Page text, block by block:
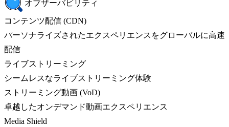
オブザーバビリティ
コンテンツ配信 (CDN)
パーソナライズされたエクスペリエンスをグローバルに高速
配信
ライブストリーミング
シームレスなライブストリーミング体験
ストリーミング動画 (VoD)
卓越したオンデマンド動画エクスペリエンス
Media Shield